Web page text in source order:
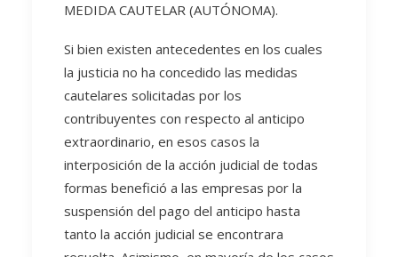
MEDIDA CAUTELAR (AUTÓNOMA).
Si bien existen antecedentes en los cuales
la justicia no ha concedido las medidas
cautelares solicitadas por los
contribuyentes con respecto al anticipo
extraordinario, en esos casos la
interposición de la acción judicial de todas
formas benefició a las empresas por la
suspensión del pago del anticipo hasta
tanto la acción judicial se encontrara